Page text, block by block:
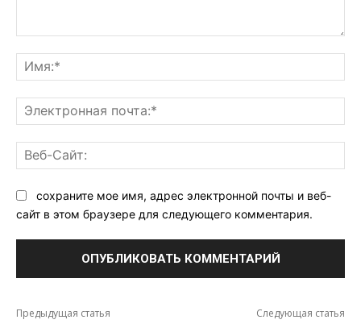
сохраните мое имя, адрес электронной почты и веб-
сайт в этом браузере для следующего комментария.
Предыдущая статья Следующая статья